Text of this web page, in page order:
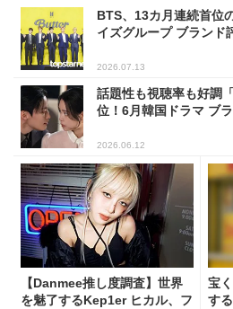
BTS、13カ月連続首位
イズグループ ブランド
2026.07.13
話題性も視聴率も好調
位！6月韓国ドラマ ブ
2026.06.12
【Danmee推し度調査】世界
を魅了するKep1er ヒカル、フ
宝
す